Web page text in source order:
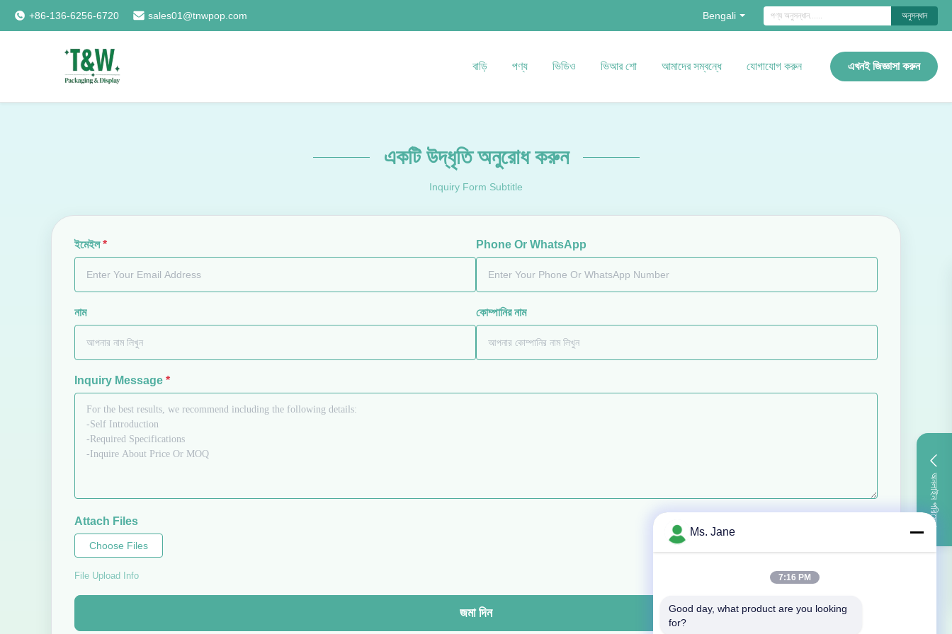
+86-136-6256-6720 sales01@tnwpop.com Bengali অনুসন্ধান
বাড়ি পণ্য ভিডিও ভিআর শো আমাদের সম্বন্ধে যোগাযোগ করুন এখনই জিজ্ঞাসা করুন
অনলাইন পরিষেবা
একটি উদ্ধৃতি অনুরোধ করুন
Inquiry Form Subtitle
ইমেইল * Phone Or WhatsApp
নাম কোম্পানির নাম
Inquiry Message *
Attach Files
Choose Files
File Upload Info
জমা দিন
Ms. Jane
7:16 PM
Good day, what product are you looking
for?